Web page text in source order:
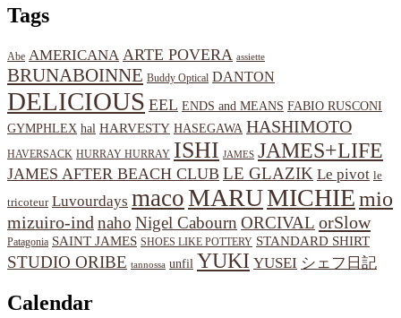
Tags
Abe AMERICANA ARTE POVERA assiette
BRUNABOINNE Buddy Optical DANTON
DELICIOUS EEL ENDS and MEANS FABIO RUSCONI
GYMPHLEX hal HARVESTY HASEGAWA HASHIMOTO
HAVERSACK HURRAY HURRAY ISHI JAMES JAMES+LIFE
JAMES AFTER BEACH CLUB LE GLAZIK Le pivot le
tricoteur Luvourdays macoMARUMICHIEmio
mizuiro-indnaho Nigel Cabourn ORCIVAL orSlow
Patagonia SAINT JAMES SHOES LIKE POTTERY STANDARD SHIRT
STUDIO ORIBE tannossa unfil YUKI YUSEI シェフ日記
Calendar